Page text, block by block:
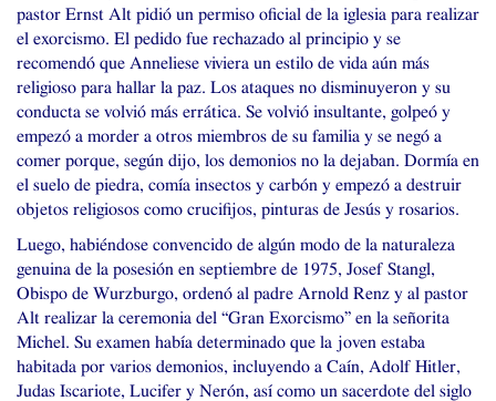
pastor Ernst Alt pidió un permiso oficial de la iglesia para realizar
el exorcismo. El pedido fue rechazado al principio y se
recomendó que Anneliese viviera un estilo de vida aún más
religioso para hallar la paz. Los ataques no disminuyeron y su
conducta se volvió más errática. Se volvió insultante, golpeó y
empezó a morder a otros miembros de su familia y se negó a
comer porque, según dijo, los demonios no la dejaban. Dormía en
el suelo de piedra, comía insectos y carbón y empezó a destruir
objetos religiosos como crucifijos, pinturas de Jesús y rosarios.
Luego, habiéndose convencido de algún modo de la naturaleza
genuina de la posesión en septiembre de 1975, Josef Stangl,
Obispo de Wurzburgo, ordenó al padre Arnold Renz y al pastor
Alt realizar la ceremonia del “Gran Exorcismo” en la señorita
Michel. Su examen había determinado que la joven estaba
habitada por varios demonios, incluyendo a Caín, Adolf Hitler,
Judas Iscariote, Lucifer y Nerón, así como un sacerdote del siglo